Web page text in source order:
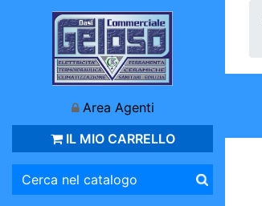
Area Agenti
IL MIO CARRELLO